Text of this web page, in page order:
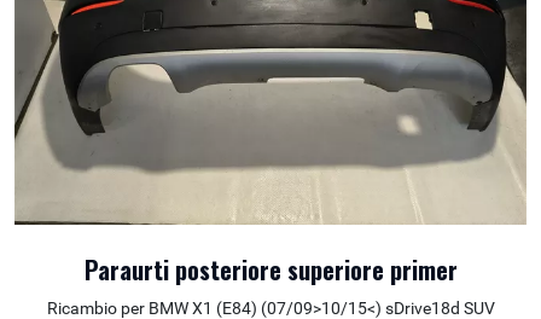
Paraurti posteriore superiore primer
Ricambio per BMW X1 (E84) (07/09>10/15<) sDrive18d SUV